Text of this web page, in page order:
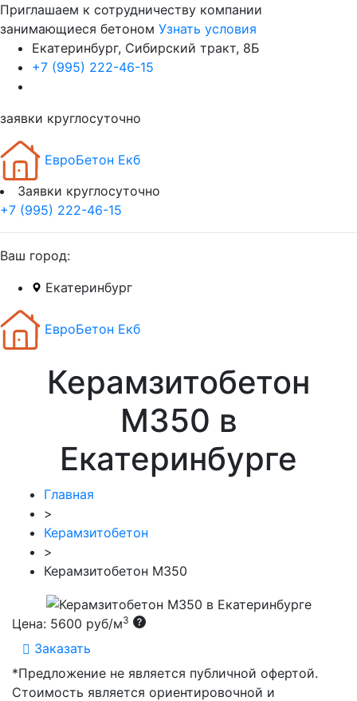
Приглашаем к сотрудничеству компании
занимающиеся бетоном Узнать условия
Екатеринбург, Сибирский тракт, 8Б
+7 (995) 222-46-15
заявки круглосуточно
ЕвроБетон Екб
Заявки круглосуточно
+7 (995) 222-46-15
Ваш город:
Екатеринбург
ЕвроБетон Екб
Керамзитобетон
М350 в
Екатеринбурге
Главная
>
Керамзитобетон
>
Керамзитобетон М350
Цена: 5600 руб/м3
Заказать
*Предложение не является публичной офертой.
Стоимость является ориентировочной и